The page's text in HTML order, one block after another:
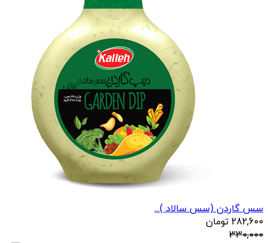
سس گاردن (سس سالاد )...
282,600 تومان
330,000